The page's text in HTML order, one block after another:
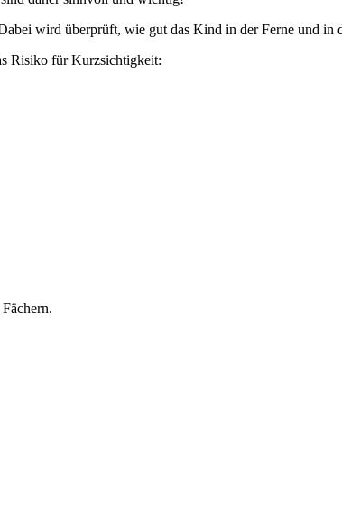
wird überprüft, wie gut das Kind in der Ferne und in
Risiko für Kurzsichtigkeit: